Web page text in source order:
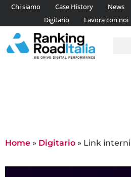
Chi siamo Case History News
Digitario
Lavora con noi
Home » Digitario » Link interni